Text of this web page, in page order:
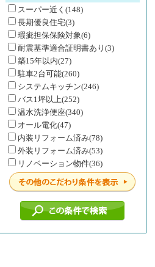
スーパー近く(148)
長期優良住宅(3)
瑕疵担保保険対象(6)
耐震基準適合証明書あり(3)
築15年以内(27)
駐車2台可能(260)
システムキッチン(246)
バス1坪以上(252)
温水洗浄便座(340)
オール電化(47)
内装リフォーム済み(78)
外装リフォーム済み(53)
リノベーション物件(36)